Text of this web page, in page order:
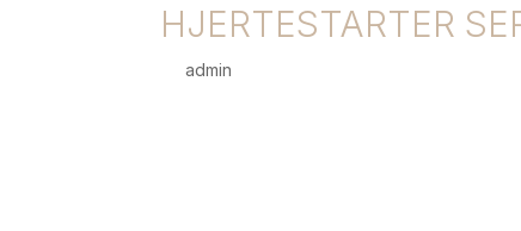
HJERTESTARTER
byadmin